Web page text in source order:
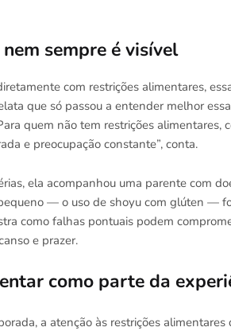
sempre é visível
com restrições alimentares,
que só passou a entender melhor
quem não tem restrições
e preocupação constante”, conta.
ela acompanhou uma parente com
— o uso de shoyu com glúten —
como falhas pontuais podem
e prazer.
como parte da
a atenção às restrições